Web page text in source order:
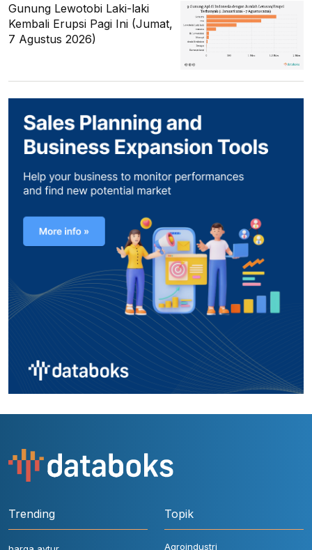
Gunung Lewotobi Laki-laki
Kembali Erupsi Pagi Ini (Jumat,
7 Agustus 2026)
Trending Topik
Agroindustri